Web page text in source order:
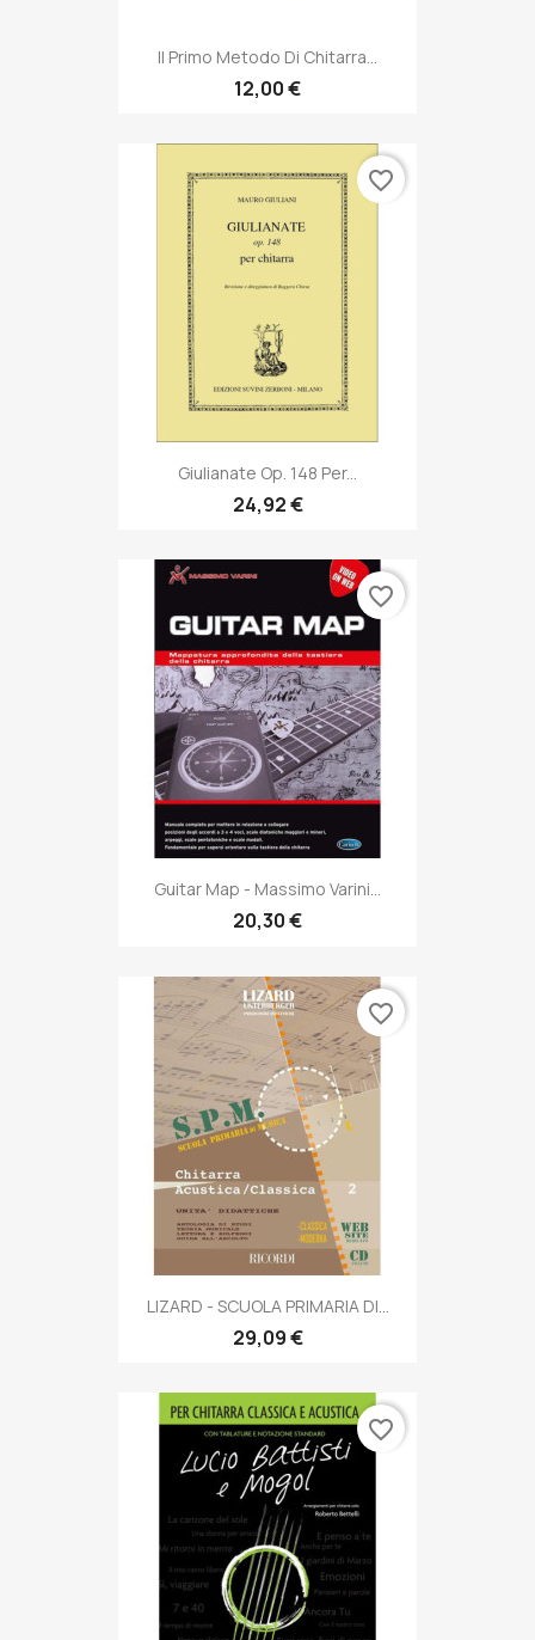
Il Primo Metodo Di Chitarra...
12,00 €
Giulianate Op. 148 Per...
24,92 €
favorite_border
Guitar Map - Massimo Varini...
20,30 €
favorite_border
LIZARD - SCUOLA PRIMARIA DI...
29,09 €
favorite_border
favorite_border